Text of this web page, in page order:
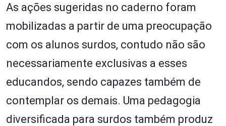
As ações sugeridas no caderno foram
mobilizadas a partir de uma preocupação
com os alunos surdos, contudo não são
necessariamente exclusivas a esses
educandos, sendo capazes também de
contemplar os demais. Uma pedagogia
diversificada para surdos também produz